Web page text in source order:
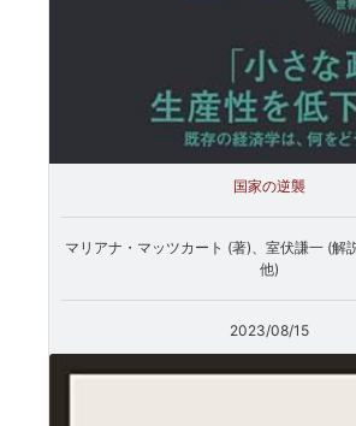
国家の逆襲
マリアナ・マッツカート (著)、室伏謙一 (解
他)
2023/08/15